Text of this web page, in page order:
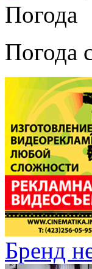
Погода
Погода
Бренд